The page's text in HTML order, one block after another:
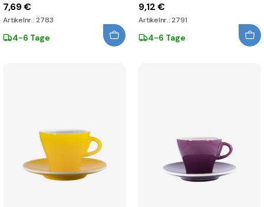
7,69 €
Artikelnr.: 2783
4-6 Tage
9,12 €
Artikelnr.: 2791
4-6 Tage